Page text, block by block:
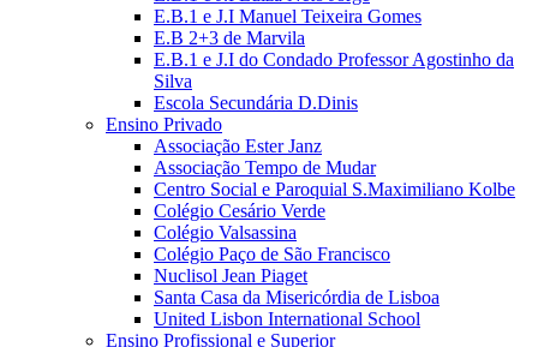
E.B.1 e J.I Manuel Teixeira Gomes
E.B 2+3 de Marvila
E.B.1 e J.I do Condado Professor Agostinho da
Silva
Escola Secundária D.Dinis
Ensino Privado
Associação Ester Janz
Associação Tempo de Mudar
Centro Social e Paroquial S.Maximiliano Kolbe
Colégio Cesário Verde
Colégio Valsassina
Colégio Paço de São Francisco
Nuclisol Jean Piaget
Santa Casa da Misericórdia de Lisboa
United Lisbon International School
Ensino Profissional e Superior